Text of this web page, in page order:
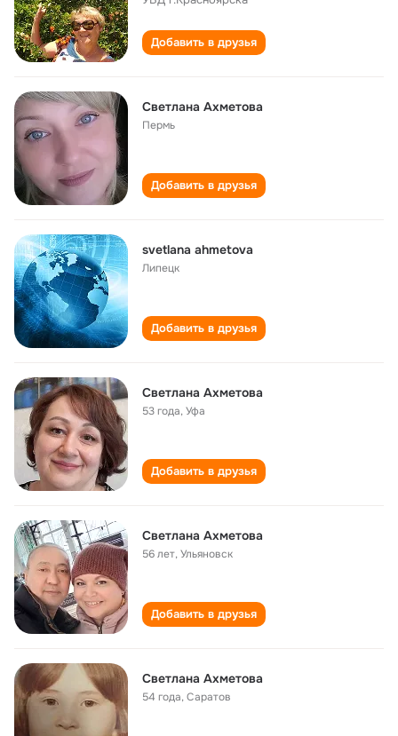
Добавить в друзья
Светлана Ахметова
Пермь
Добавить в друзья
svetlana ahmetova
Липецк
Добавить в друзья
Светлана Ахметова
53 года,Уфа
Добавить в друзья
Светлана Ахметова
56 лет,Ульяновск
Добавить в друзья
Светлана Ахметова
54 года,Саратов